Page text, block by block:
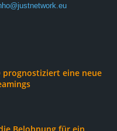
prognostiziert eine neue
Belohnung für ein